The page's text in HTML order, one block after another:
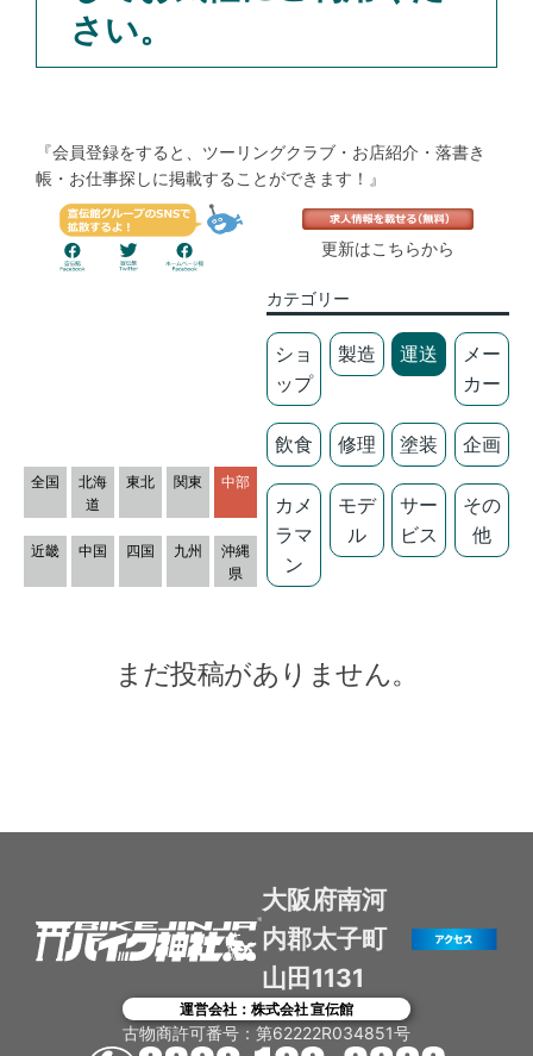
さい。
『会員登録をすると、ツーリングクラブ・お店紹介・落書き
帳・お仕事探しに掲載することができます！』
更新はこちらから
全国
北海
道
東北 関東 中部
近畿 中国 四国 九州
沖縄
県
カテゴリー
ショ
ップ
製造 運送
メー
カー
飲食 修理 塗装 企画
カメ
ラマ
ン
モデ
ル
サー
ビス
その
他
まだ投稿がありません。
大阪府南河
内郡太子町
山田1131
運営会社：株式会社 宣伝館
古物商許可番号：第62222R034851号